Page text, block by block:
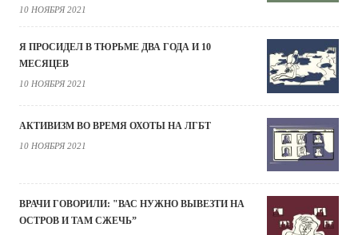
10 НОЯБРЯ 2021
Я ПРОСИДЕЛ В ТЮРЬМЕ ДВА ГОДА И 10
МЕСЯЦЕВ
10 НОЯБРЯ 2021
АКТИВИЗМ ВО ВРЕМЯ ОХОТЫ НА ЛГБТ
10 НОЯБРЯ 2021
ВРАЧИ ГОВОРИЛИ: "ВАС НУЖНО ВЫВЕЗТИ НА
ОСТРОВ И ТАМ СЖЕЧЬ”